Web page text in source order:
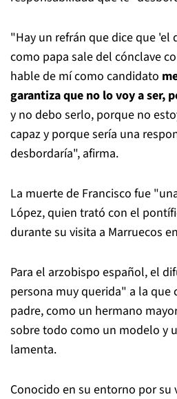
"Hay un refrán que dice que 'el
como papa sale del cónclave
hable de mí como candidato
garantiza que no lo voy a ser,
y no debo serlo, porque no
capaz y porque sería una
desbordaría", afirma.
La muerte de Francisco fue
López, quien trató con el
durante su visita a Marruecos
Para el arzobispo español, el
persona muy querida" a la que
padre, como un hermano
sobre todo como un modelo y
lamenta.
Conocido en su entorno por su